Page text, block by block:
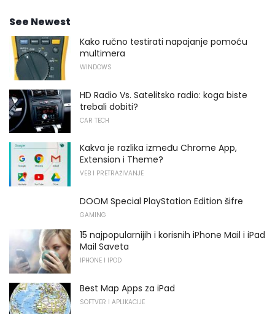
See Newest
Kako ručno testirati napajanje pomoću
multimera
WINDOWS
HD Radio Vs. Satelitsko radio: koga biste
trebali dobiti?
CAR TECH
Kakva je razlika između Chrome App,
Extension i Theme?
VEB I PRETRAŽIVANJE
DOOM Special PlayStation Edition šifre
GAMING
15 najpopularnijih i korisnih iPhone Mail i iPad
Mail Saveta
IPHONE I IPOD
Best Map Apps za iPad
SOFTVER I APLIKACIJE